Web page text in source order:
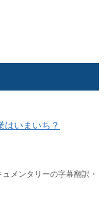
はいまいち？
メンタリーの字幕翻訳・